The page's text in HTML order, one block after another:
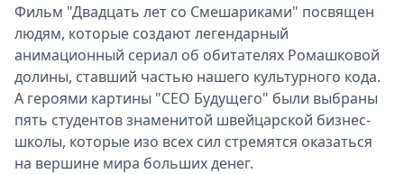
Фильм "Двадцать лет со Смешариками" посвящен
людям, которые создают легендарный
анимационный сериал об обитателях Ромашковой
долины, ставший частью нашего культурного кода.
А героями картины "CEO Будущего" были выбраны
пять студентов знаменитой швейцарской бизнес-
школы, которые изо всех сил стремятся оказаться
на вершине мира больших денег.